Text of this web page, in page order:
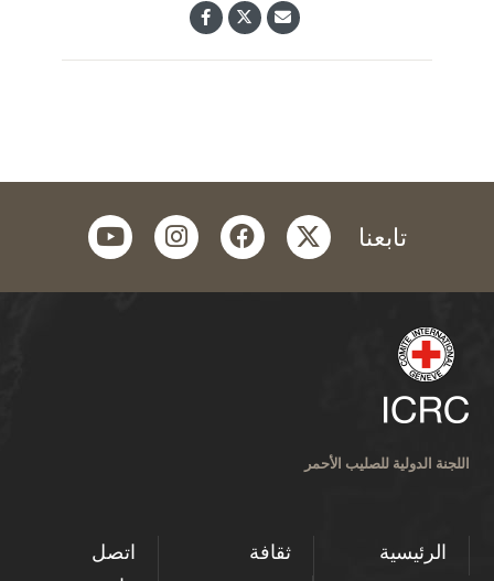
تابعنا twitter
facebook
instagram
youtube
اللجنة الدولية للصليب الأحمر
الرئيسية ثقافة
اتصل